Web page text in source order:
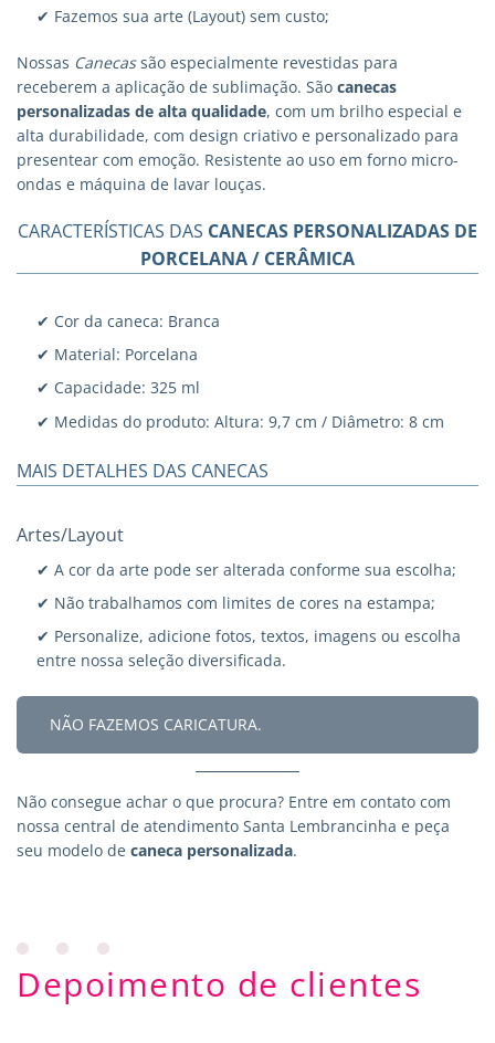
✔ Fazemos sua arte (Layout) sem custo;
Nossas Canecassão especialmente revestidas para
receberem a aplicação de sublimação. São canecas
personalizadas de alta qualidade, com um brilho especial e
alta durabilidade, com design criativo e personalizado para
presentear com emoção. Resistente ao uso em forno micro-
ondas e máquina de lavar louças.
CARACTERÍSTICAS DAS CANECAS PERSONALIZADAS DE
PORCELANA / CERÂMICA
✔ Cor da caneca: Branca
✔ Material: Porcelana
✔ Capacidade: 325 ml
✔ Medidas do produto: Altura: 9,7 cm / Diâmetro: 8 cm
MAIS DETALHES DAS CANECAS
Artes/Layout
✔ A cor da arte pode ser alterada conforme sua escolha;
✔ Não trabalhamos com limites de cores na estampa;
✔ Personalize, adicione fotos, textos, imagens ou escolha
entre nossa seleção diversificada.
NÃO FAZEMOS CARICATURA.
Não consegue achar o que procura? Entre em contato com
nossa central de atendimento Santa Lembrancinha e peça
seu modelo de caneca personalizada.
Depoimento de clientes